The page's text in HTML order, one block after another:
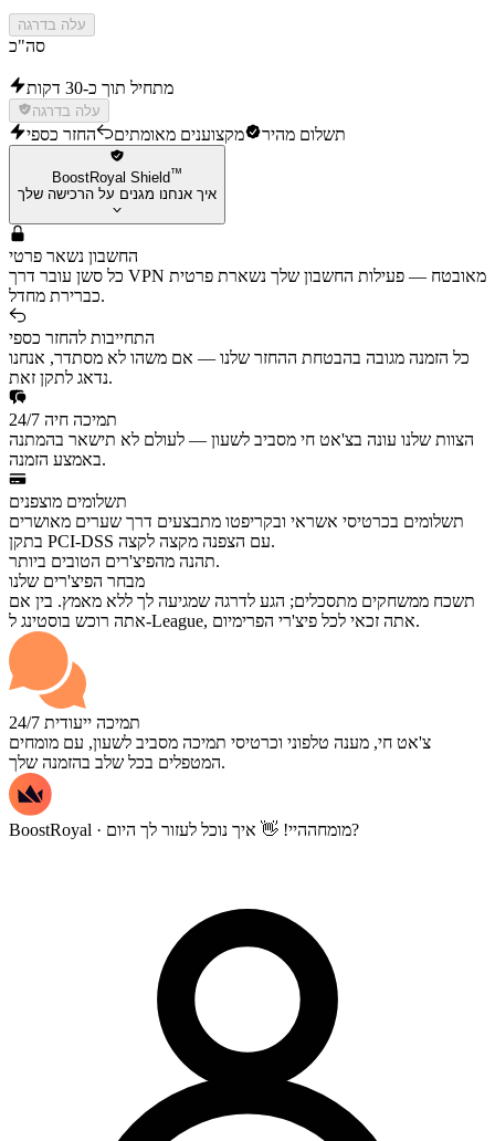
עלה בדרגה
סה"כ
מתחיל תוך כ-30 דקות
עלה בדרגה
תשלום מהיר מקצוענים מאומתים החזר כספי
BoostRoyal Shield™
איך אנחנו מגנים על הרכישה שלך
החשבון נשאר פרטי
כל סשן עובר דרך VPN מאובטח — פעילות החשבון שלך נשארת פרטית
כברירת מחדל.
התחייבות להחזר כספי
כל הזמנה מגובה בהבטחת ההחזר שלנו — אם משהו לא מסתדר, אנחנו
נדאג לתקן זאת.
תמיכה חיה 24/7
הצוות שלנו עונה בצ'אט חי מסביב לשעון — לעולם לא תישאר בהמתנה
באמצע הזמנה.
תשלומים מוצפנים
תשלומים בכרטיסי אשראי ובקריפטו מתבצעים דרך שערים מאושרים
בתקן PCI-DSS עם הצפנה מקצה לקצה.
תהנה מהפיצ'רים הטובים ביותר.
מבחר הפיצ'רים שלנו
תשכח ממשחקים מתסכלים; הגע לדרגה שמגיעה לך ללא מאמץ. בין אם
אתה רוכש בוסטינג ל-League, אתה זכאי לכל פיצ'רי הפרימיום.
תמיכה ייעודית 24/7
צ'אט חי, מענה טלפוני וכרטיסי תמיכה מסביב לשעון, עם מומחים
המטפלים בכל שלב בהזמנה שלך.
BoostRoyal · מומחההיי! 👋 איך נוכל לעזור לך היום?